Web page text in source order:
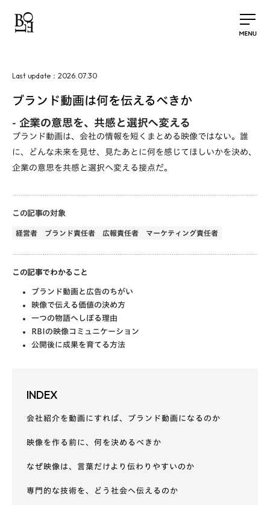
Last update： 2026.07.30
ブランド動画は何を伝えるべきか
- 企業の意思を、共感と選択へ変える
ブランド動画は、会社の情報を短くまとめる映像ではない。誰
に、どんな未来を見せ、見たあとに何を感じてほしいかを決め、
企業の意思を共感と選択へ変える接点だ。
この記事の対象
経営者 ブランド責任者 広報責任者 マーケティング責任者
この記事でわかること
ブランド動画と広告のちがい
映像で伝える価値の決め方
一つの物語へしぼる理由
RBIの映像コミュニケーション
公開後に成果を育てる方法
INDEX
会社紹介を動画にすれば、ブランド動画になるのか
映像を作る前に、何を決めるべきか
なぜ映像は、言葉だけより伝わりやすいのか
専門的な技術を、どう社会へ伝えるのか